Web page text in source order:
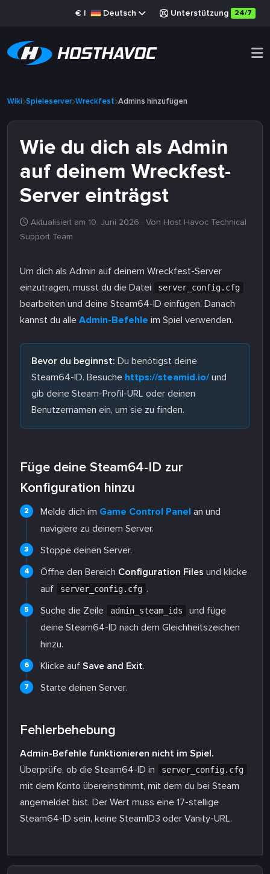
€ | Deutsch Unterstützung 24/7
Wiki Spieleserver Wreckfest Admins hinzufügen
Wie du dich als Admin
auf deinem Wreckfest-
Server einträgst
Aktualisiert am 10. Juni 2026 · Von Host Havoc Technical
Support Team
Um dich als Admin auf deinem Wreckfest-Server
einzutragen, musst du die Datei
server_config.cfg
bearbeiten und deine Steam64-ID einfügen. Danach
kannst du alle Admin-Befehle im Spiel verwenden.
Bevor du beginnst: Du benötigst deine
Steam64-ID. Besuche https://steamid.io/ und
gib deine Steam-Profil-URL oder deinen
Benutzernamen ein, um sie zu finden.
Füge deine Steam64-ID zur
Konfiguration hinzu
Melde dich im Game Control Panel an und
navigiere zu deinem Server.
Stoppe deinen Server.
Öffne den Bereich Configuration Files und klicke
auf
server_config.cfg .
Suche die Zeile
admin_steam_ids
und füge
deine Steam64-ID nach dem Gleichheitszeichen
hinzu.
Klicke auf Save and Exit.
Starte deinen Server.
Fehlerbehebung
Admin-Befehle funktionieren nicht im Spiel.
Überprüfe, ob die Steam64-ID in
server_config.cfg
mit dem Konto übereinstimmt, mit dem du bei Steam
angemeldet bist. Der Wert muss eine 17-stellige
Steam64-ID sein, keine SteamID3 oder Vanity-URL.